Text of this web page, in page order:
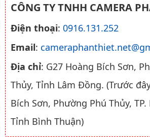
CÔNG TY TNHH CAMERA
Điện thoại: 0916.131.252
Email:
Địa chỉ: G27 Hoàng Bích Sơn,
Thủy, Tỉnh Lâm Đồng. (Trước
Bích Sơn, Phường Phú Thủy,
Tỉnh Bình Thuận)